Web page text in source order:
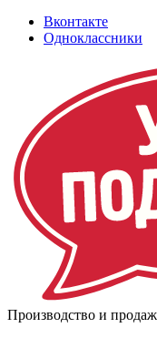
Вконтакте
Одноклассники
Производство и